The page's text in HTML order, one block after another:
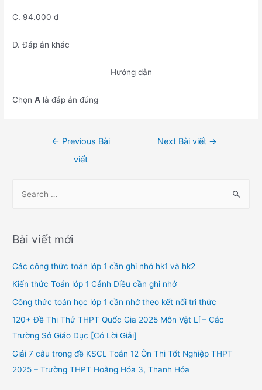
C. 94.000 đ
D. Đáp án khác
Hướng dẫn
ChọnA là đáp án đúng
← Previous Bài
viết
Next Bài viết →
r
h
f
o
Bài viết mới
Các công thức toán lớp 1 cần ghi nhớ hk1 và hk2
Kiến thức Toán lớp 1 Cánh Diều cần ghi nhớ
Công thức toán học lớp 1 cần nhớ theo kết nối tri thức
120+ Đề Thi Thử THPT Quốc Gia 2025 Môn Vật Lí – Các
Trường Sở Giáo Dục [Có Lời Giải]
Giải 7 câu trong đề KSCL Toán 12 Ôn Thi Tốt Nghiệp THPT
2025 – Trường THPT Hoằng Hóa 3, Thanh Hóa